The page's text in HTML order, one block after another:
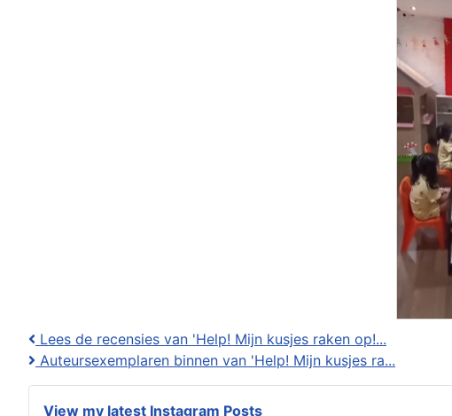
View my latest Instagram Posts
Lees de recensies van 'Help! Mijn kusjes raken op!...
Auteursexemplaren binnen van 'Help! Mijn kusjes ra...